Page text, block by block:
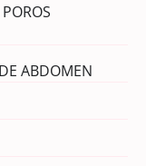
ABDOMEN